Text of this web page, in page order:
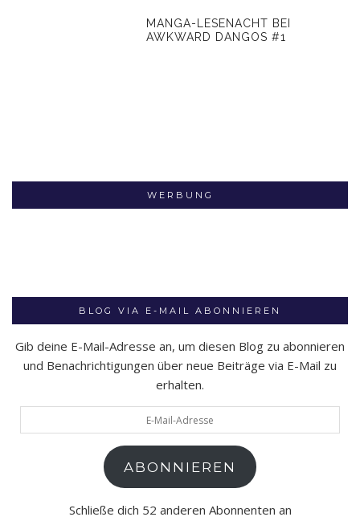
MANGA-LESENACHT BEI
AWKWARD DANGOS #1
WERBUNG
BLOG VIA E-MAIL ABONNIEREN
Gib deine E-Mail-Adresse an, um diesen Blog zu abonnieren
und Benachrichtigungen über neue Beiträge via E-Mail zu
erhalten.
Mail-
ABONNIEREN
Schließe dich 52 anderen Abonnenten an